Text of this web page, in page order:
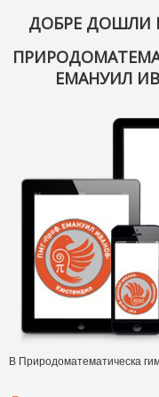
ДОБРЕ ДОШЛИ
ЕМАНУИЛ
В Природоматематическа